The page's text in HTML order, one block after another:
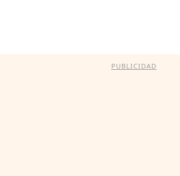
PUBLICIDAD